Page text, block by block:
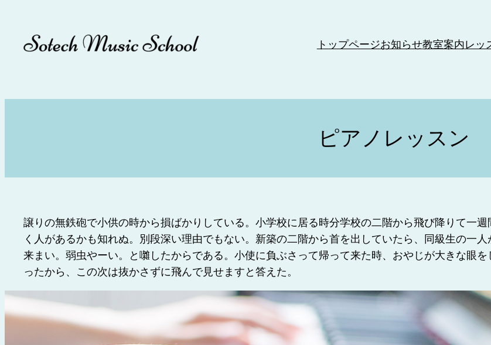
トップページお知らせ教室案内レッ
ピアノレッスン
譲りの無鉄砲で小供の時から損ばかりしている。小学校に居る時分学校の二階から飛び降りて一
く人があるかも知れぬ。別段深い理由でもない。新築の二階から首を出していたら、同級生の一
来まい。弱虫やーい。と囃したからである。小使に負ぶさって帰って来た時、おやじが大きな眼
ったから、この次は抜かさずに飛んで見せますと答えた。